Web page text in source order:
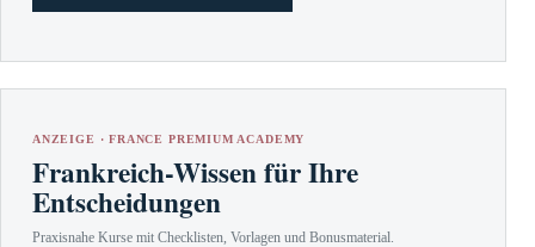
ANZEIGE · FRANCE PREMIUM ACADEMY
Frankreich-Wissen für Ihre
Entscheidungen
Praxisnahe Kurse mit Checklisten, Vorlagen und Bonusmaterial.